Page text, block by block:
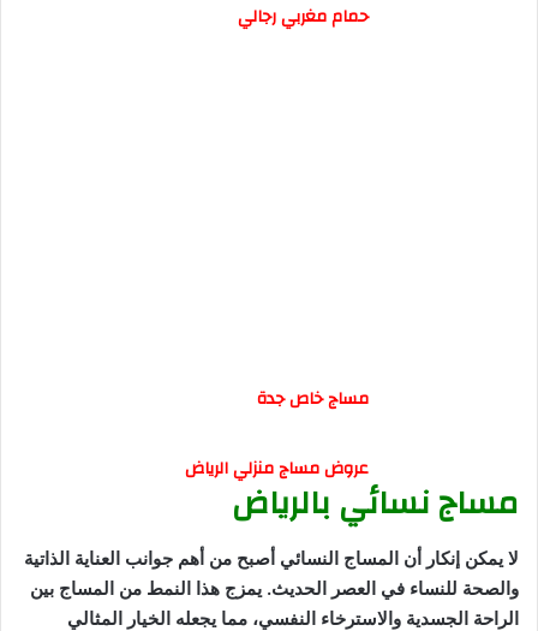
حمام مغربي رجالي
مساج خاص جدة
عروض مساج منزلي الرياض
مساج نسائي بالرياض
لا يمكن إنكار أن المساج النسائي أصبح من أهم جوانب العناية الذاتية
والصحة للنساء في العصر الحديث. يمزج هذا النمط من المساج بين
الراحة الجسدية والاسترخاء النفسي، مما يجعله الخيار المثالي